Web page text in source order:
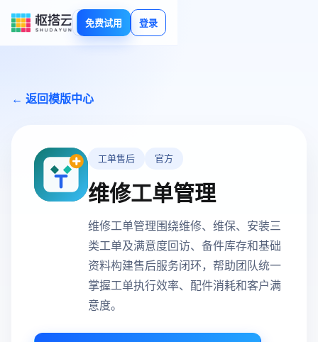
免费试用 登录
← 返回模版中心
工单售后 官方
维修工单管理
维修工单管理围绕维修、维保、安装三
类工单及满意度回访、备件库存和基础
资料构建售后服务闭环，帮助团队统一
掌握工单执行效率、配件消耗和客户满
意度。